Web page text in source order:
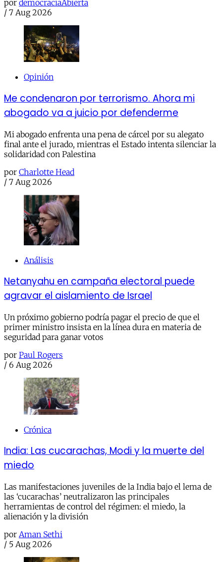
por democraciaAbierta
/ 7 Aug 2026
Opinión
Me condenaron por terrorismo. Ahora mi
abogado va a juicio por defenderme
Mi abogado enfrenta una pena de cárcel por su alegato
final ante el jurado, mientras el Estado intenta silenciar la
solidaridad con Palestina
por Charlotte Head
/ 7 Aug 2026
Análisis
Netanyahu en campaña electoral puede
agravar el aislamiento de Israel
Un próximo gobierno podría pagar el precio de que el
primer ministro insista en la línea dura en materia de
seguridad para ganar votos
por Paul Rogers
/ 6 Aug 2026
Crónica
India: Las cucarachas, Modi y la muerte del
miedo
Las manifestaciones juveniles de la India bajo el lema de
las ‘cucarachas’ neutralizaron las principales
herramientas de control del régimen: el miedo, la
alienación y la división
por Aman Sethi
/ 5 Aug 2026